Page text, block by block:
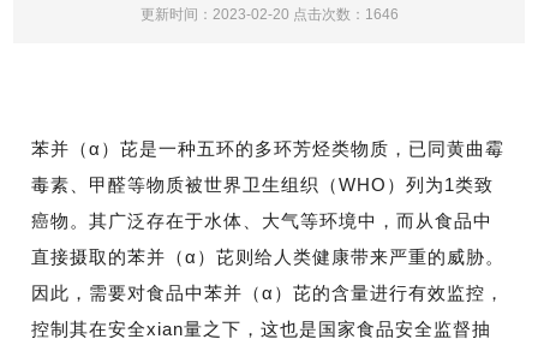
更新时间：2023-02-20 点击次数：1646
苯并（α）芘是一种五环的多环芳烃类物质，已同黄曲霉
毒素、甲醛等物质被世界卫生组织（WHO）列为1类致
癌物。其广泛存在于水体、大气等环境中，而从食品中
直接摄取的苯并（α）芘则给人类健康带来严重的威胁。
因此，需要对食品中苯并（α）芘的含量进行有效监控，
控制其在安全xian量之下，这也是国家食品安全监督抽